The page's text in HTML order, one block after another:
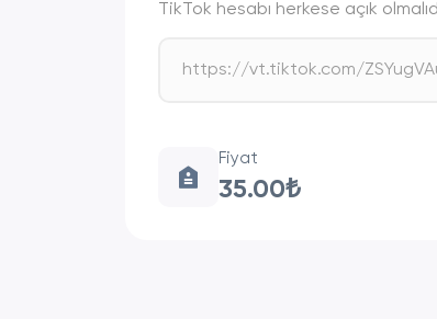
TikTok hesabı herkese açık
Fiyat
35.00₺